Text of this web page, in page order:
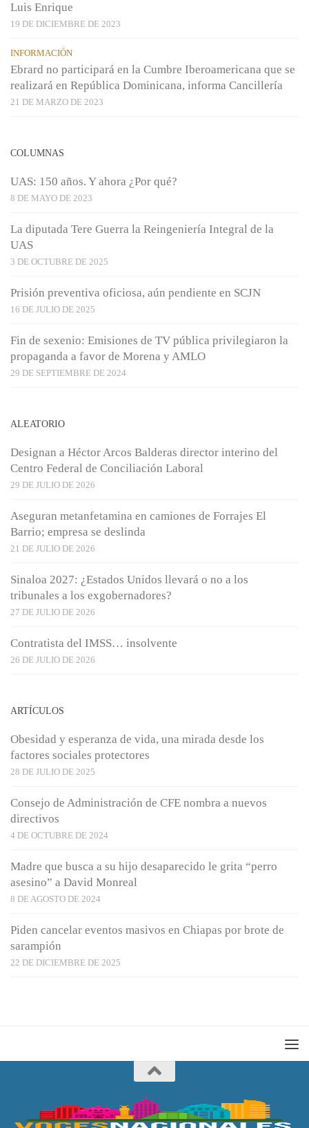
Luis Enrique
19 DE DICIEMBRE DE 2023
INFORMACIÓN
Ebrard no participará en la Cumbre Iberoamericana que se
realizará en República Dominicana, informa Cancillería
21 DE MARZO DE 2023
COLUMNAS
UAS: 150 años. Y ahora ¿Por qué?
8 DE MAYO DE 2023
La diputada Tere Guerra la Reingeniería Integral de la
UAS
3 DE OCTUBRE DE 2025
Prisión preventiva oficiosa, aún pendiente en SCJN
16 DE JULIO DE 2025
Fin de sexenio: Emisiones de TV pública privilegiaron la
propaganda a favor de Morena y AMLO
29 DE SEPTIEMBRE DE 2024
ALEATORIO
Designan a Héctor Arcos Balderas director interino del
Centro Federal de Conciliación Laboral
29 DE JULIO DE 2026
Aseguran metanfetamina en camiones de Forrajes El
Barrio; empresa se deslinda
21 DE JULIO DE 2026
Sinaloa 2027: ¿Estados Unidos llevará o no a los
tribunales a los exgobernadores?
27 DE JULIO DE 2026
Contratista del IMSS… insolvente
26 DE JULIO DE 2026
ARTÍCULOS
Obesidad y esperanza de vida, una mirada desde los
factores sociales protectores
28 DE JULIO DE 2025
Consejo de Administración de CFE nombra a nuevos
directivos
4 DE OCTUBRE DE 2024
Madre que busca a su hijo desaparecido le grita “perro
asesino” a David Monreal
8 DE AGOSTO DE 2024
Piden cancelar eventos masivos en Chiapas por brote de
sarampión
22 DE DICIEMBRE DE 2025